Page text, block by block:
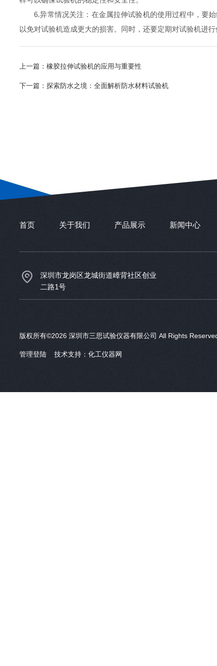
6.异常情况关注：在金属拉伸试验机的使用过程中，要始
以免对试验机造成更大的损害。同时，还要定期对试验机进
上一篇： 橡胶拉伸试验机的应用与重要性
下一篇： 探索防水之境：全面解析防水材料试验机
首页 关于我们 产品展示 新闻中心
深圳市龙岗区龙城街道嶂背社区创业
二路1号
版权所有©2026 深圳市三思试验仪器有限公司 All Rights
管理登陆 技术支持： 化工仪器网